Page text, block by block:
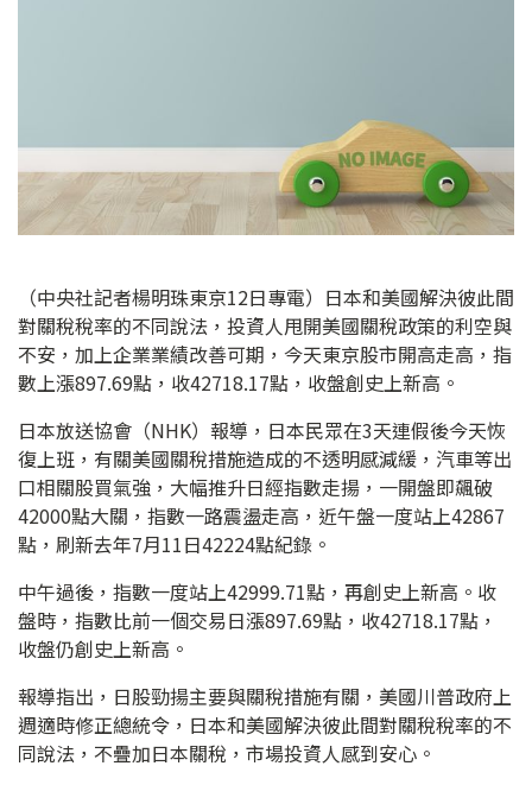
（中央社記者楊明珠東京12日專電）日本和美國解決彼此間
對關稅稅率的不同說法，投資人甩開美國關稅政策的利空與
不安，加上企業業績改善可期，今天東京股市開高走高，指
數上漲897.69點，收42718.17點，收盤創史上新高。
日本放送協會（NHK）報導，日本民眾在3天連假後今天恢
復上班，有關美國關稅措施造成的不透明感減緩，汽車等出
口相關股買氣強，大幅推升日經指數走揚，一開盤即飆破
42000點大關，指數一路震盪走高，近午盤一度站上42867
點，刷新去年7月11日42224點紀錄。
中午過後，指數一度站上42999.71點，再創史上新高。收
盤時，指數比前一個交易日漲897.69點，收42718.17點，
收盤仍創史上新高。
報導指出，日股勁揚主要與關稅措施有關，美國川普政府上
週適時修正總統令，日本和美國解決彼此間對關稅稅率的不
同說法，不疊加日本關稅，市場投資人感到安心。